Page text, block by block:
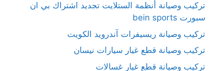
تركيب وصيانة أنظمة الستلايت تجديد اشتراك بي ان
سبورت bein sports
تركيب وصيانة ريسيفرات آندرويد الكويت
تركيب وصيانة قطع غيار سيارات نيسان
تركيب وصيانة قطع غيار غسالات